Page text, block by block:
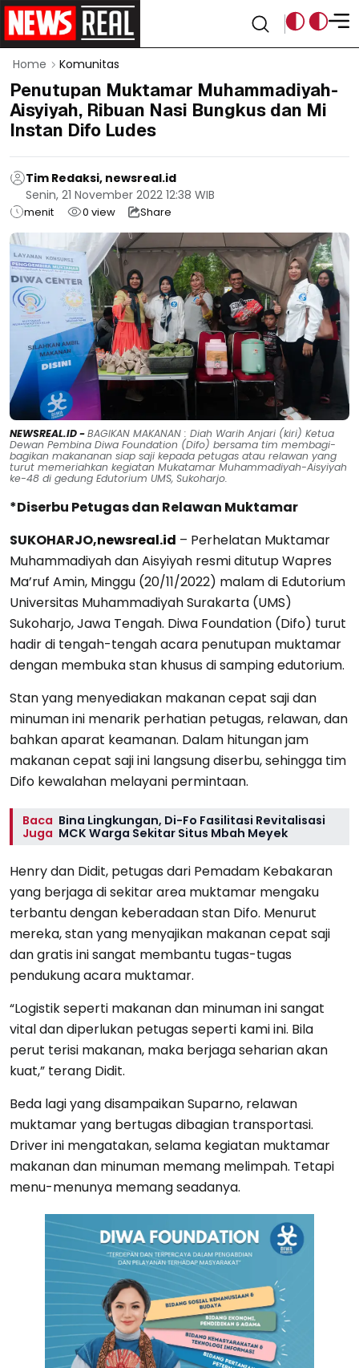
Home Komunitas
Penutupan Muktamar Muhammadiyah-
Aisyiyah, Ribuan Nasi Bungkus dan Mi
Instan Difo Ludes
Tim Redaksi, newsreal.id
Senin, 21 November 2022 12:38 WIB
menit 0 view Share
NEWSREAL.ID -BAGIKAN MAKANAN : Diah Warih Anjari (kiri) Ketua
Dewan Pembina Diwa Foundation (Difo) bersama tim membagi-
bagikan makananan siap saji kepada petugas atau relawan yang
turut memeriahkan kegiatan Mukatamar Muhammadiyah-Aisyiyah
ke-48 di gedung Edutorium UMS, Sukoharjo.
*Diserbu Petugas dan Relawan Muktamar
SUKOHARJO,newsreal.id – Perhelatan Muktamar
Muhammadiyah dan Aisyiyah resmi ditutup Wapres
Ma’ruf Amin, Minggu (20/11/2022) malam di Edutorium
Universitas Muhammadiyah Surakarta (UMS)
Sukoharjo, Jawa Tengah. Diwa Foundation (Difo) turut
hadir di tengah-tengah acara penutupan muktamar
dengan membuka stan khusus di samping edutorium.
Stan yang menyediakan makanan cepat saji dan
minuman ini menarik perhatian petugas, relawan, dan
bahkan aparat keamanan. Dalam hitungan jam
makanan cepat saji ini langsung diserbu, sehingga tim
Difo kewalahan melayani permintaan.
Baca
Juga
Bina Lingkungan, Di-Fo Fasilitasi Revitalisasi
MCK Warga Sekitar Situs Mbah Meyek
Henry dan Didit, petugas dari Pemadam Kebakaran
yang berjaga di sekitar area muktamar mengaku
terbantu dengan keberadaan stan Difo. Menurut
mereka, stan yang menyajikan makanan cepat saji
dan gratis ini sangat membantu tugas-tugas
pendukung acara muktamar.
“Logistik seperti makanan dan minuman ini sangat
vital dan diperlukan petugas seperti kami ini. Bila
perut terisi makanan, maka berjaga seharian akan
kuat,” terang Didit.
Beda lagi yang disampaikan Suparno, relawan
muktamar yang bertugas dibagian transportasi.
Driver ini mengatakan, selama kegiatan muktamar
makanan dan minuman memang melimpah. Tetapi
menu-menunya memang seadanya.